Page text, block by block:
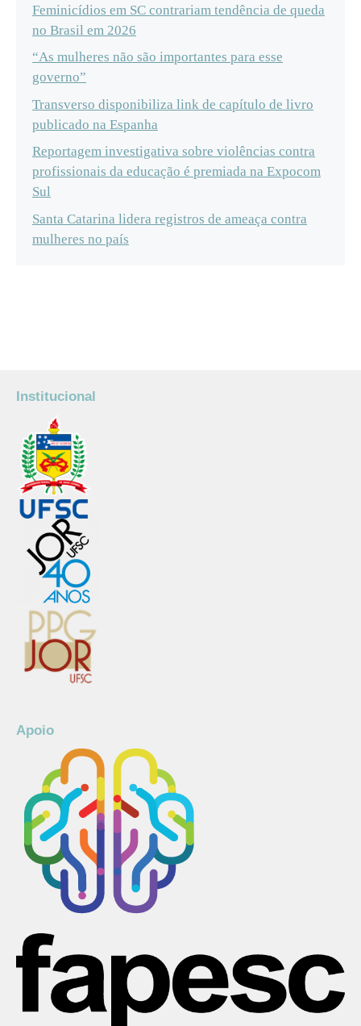
Feminicídios em SC contrariam tendência de queda
no Brasil em 2026
“As mulheres não são importantes para esse
governo”
Transverso disponibiliza link de capítulo de livro
publicado na Espanha
Reportagem investigativa sobre violências contra
profissionais da educação é premiada na Expocom
Sul
Santa Catarina lidera registros de ameaça contra
mulheres no país
Institucional
Apoio